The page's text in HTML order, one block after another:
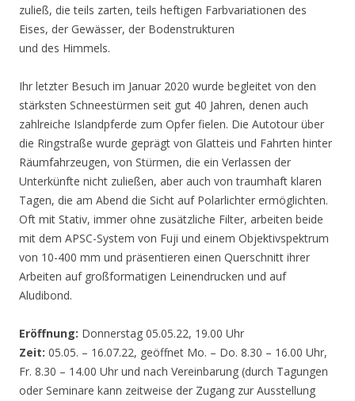
zuließ, die teils zarten, teils heftigen Farbvariationen des
Eises, der Gewässer, der Bodenstrukturen
und des Himmels.
Ihr letzter Besuch im Januar 2020 wurde begleitet von den
stärksten Schneestürmen seit gut 40 Jahren, denen auch
zahlreiche Islandpferde zum Opfer fielen. Die Autotour über
die Ringstraße wurde geprägt von Glatteis und Fahrten hinter
Räumfahrzeugen, von Stürmen, die ein Verlassen der
Unterkünfte nicht zuließen, aber auch von traumhaft klaren
Tagen, die am Abend die Sicht auf Polarlichter ermöglichten.
Oft mit Stativ, immer ohne zusätzliche Filter, arbeiten beide
mit dem APSC-System von Fuji und einem Objektivspektrum
von 10-400 mm und präsentieren einen Querschnitt ihrer
Arbeiten auf großformatigen Leinendrucken und auf
Aludibond.
Eröffnung: Donnerstag 05.05.22, 19.00 Uhr
Zeit: 05.05. – 16.07.22, geöffnet Mo. – Do. 8.30 – 16.00 Uhr,
Fr. 8.30 – 14.00 Uhr und nach Vereinbarung (durch Tagungen
oder Seminare kann zeitweise der Zugang zur Ausstellung